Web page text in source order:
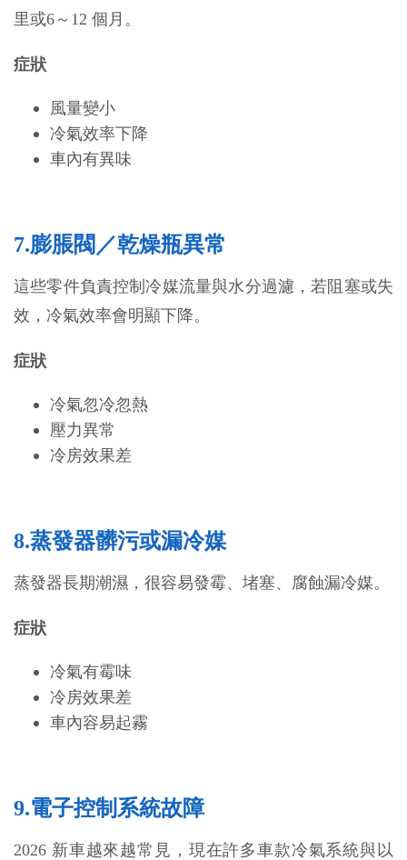
里或6～12 個月。
症狀
風量變小
冷氣效率下降
車內有異味
7.膨脹閥／乾燥瓶異常
這些零件負責控制冷媒流量與水分過濾，若阻塞或失
效，冷氣效率會明顯下降。
症狀
冷氣忽冷忽熱
壓力異常
冷房效果差
8.蒸發器髒污或漏冷媒
蒸發器長期潮濕，很容易發霉、堵塞、腐蝕漏冷媒。
症狀
冷氣有霉味
冷房效果差
車內容易起霧
9.電子控制系統故障
2026 新車越來越常見，現在許多車款冷氣系統與以